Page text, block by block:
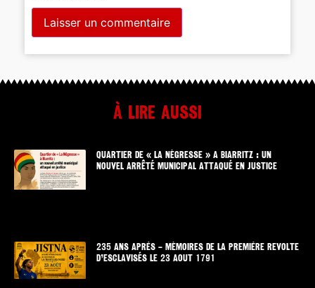
À lire aussi
QUARTIER DE « LA NÉGRESSE » A BIARRITZ : UN
NOUVEL ARRÊTÉ MUNICIPAL ATTAQUÉ EN JUSTICE
235 ANS APRÈS – MÉMOIRES DE LA PREMIÈRE REVOLTE
D’ESCLAVISÉS LE 23 AOUT 1791